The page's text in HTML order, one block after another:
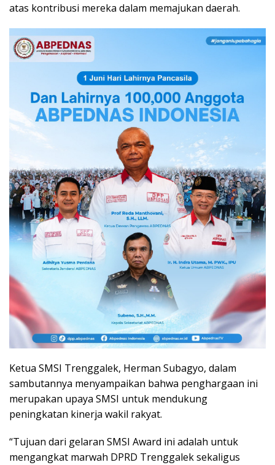
atas kontribusi mereka dalam memajukan daerah.
Ketua SMSI Trenggalek, Herman Subagyo, dalam
sambutannya menyampaikan bahwa penghargaan ini
merupakan upaya SMSI untuk mendukung
peningkatan kinerja wakil rakyat.
“Tujuan dari gelaran SMSI Award ini adalah untuk
mengangkat marwah DPRD Trenggalek sekaligus